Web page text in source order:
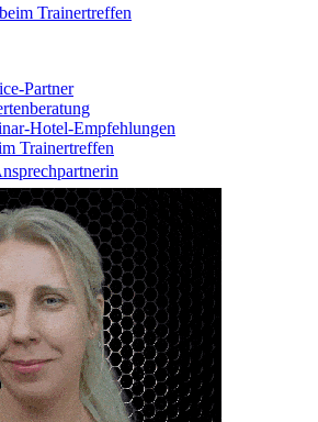
Trainertreffen
Partner
Hotel-Empfehlungen
Trainertreffen